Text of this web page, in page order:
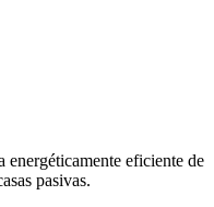
energéticamente eficiente de
pasivas.